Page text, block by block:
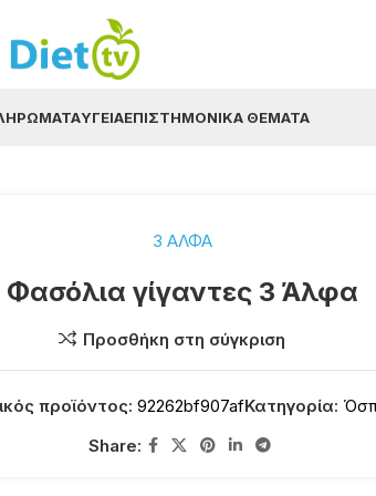
ΥΓΕΊΑΕΠΙΣΤΗΜΟΝΙΚΆ ΘΈΜΑΤΑ
3 ΑΛΦΑ
Φασόλια γίγαντες 3 Άλφα
Προσθήκη στη σύγκριση
προϊόντος: 92262bf907afΚατηγορία:
Share: